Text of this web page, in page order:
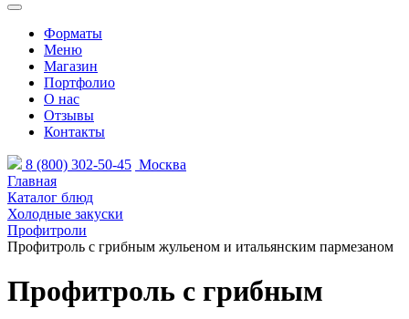
Форматы
Меню
Магазин
Портфолио
О нас
Отзывы
Контакты
8 (800) 302-50-45 Москва
Главная
Каталог блюд
Холодные закуски
Профитроли
Профитроль с грибным жульеном и итальянским пармезаном
Профитроль с грибным